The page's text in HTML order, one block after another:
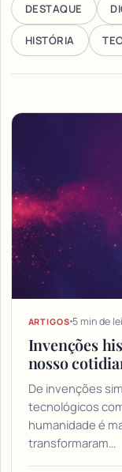
DESTAQUE
HISTÓRIA
Articles
ARTIGOS 5 min de
Invenções
nosso
De invenções
tecnológicos
humanidade é
transformaram…